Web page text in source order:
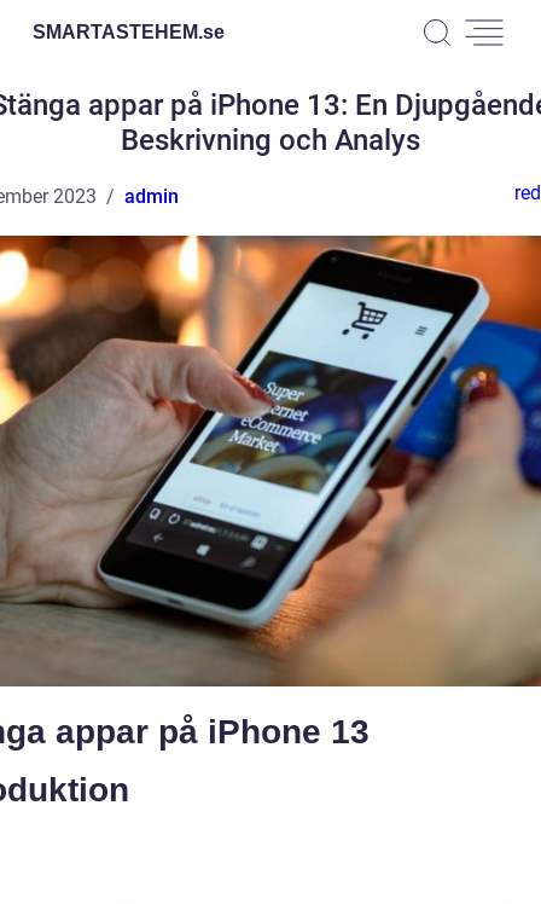
SMARTASTEHEM.se
appar på iPhone 13: En
Beskrivning och Analys
2023 admin
appar på iPhone 13